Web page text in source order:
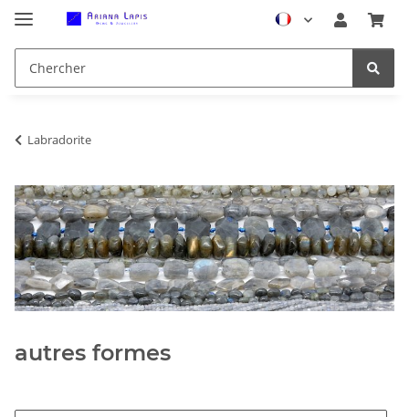
Labradorite
autres formes